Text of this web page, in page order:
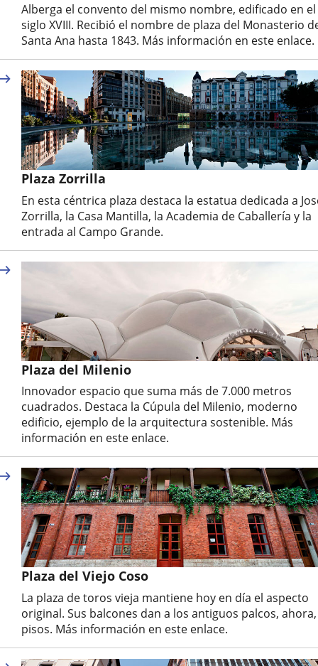
Alberga el convento del mismo nombre, edificado en el
siglo XVIII. Recibió el nombre de plaza del Monasterio
Santa Ana hasta 1843. Más información en este enlace.
Plaza Zorrilla
En esta céntrica plaza destaca la estatua dedicada a
Zorrilla, la Casa Mantilla, la Academia de Caballería y la
entrada al Campo Grande.
Plaza del Milenio
Innovador espacio que suma más de 7.000 metros
cuadrados. Destaca la Cúpula del Milenio, moderno
edificio, ejemplo de la arquitectura sostenible. Más
información en este enlace.
Plaza del Viejo Coso
La plaza de toros vieja mantiene hoy en día el aspecto
original. Sus balcones dan a los antiguos palcos, ahora,
pisos. Más información en este enlace.